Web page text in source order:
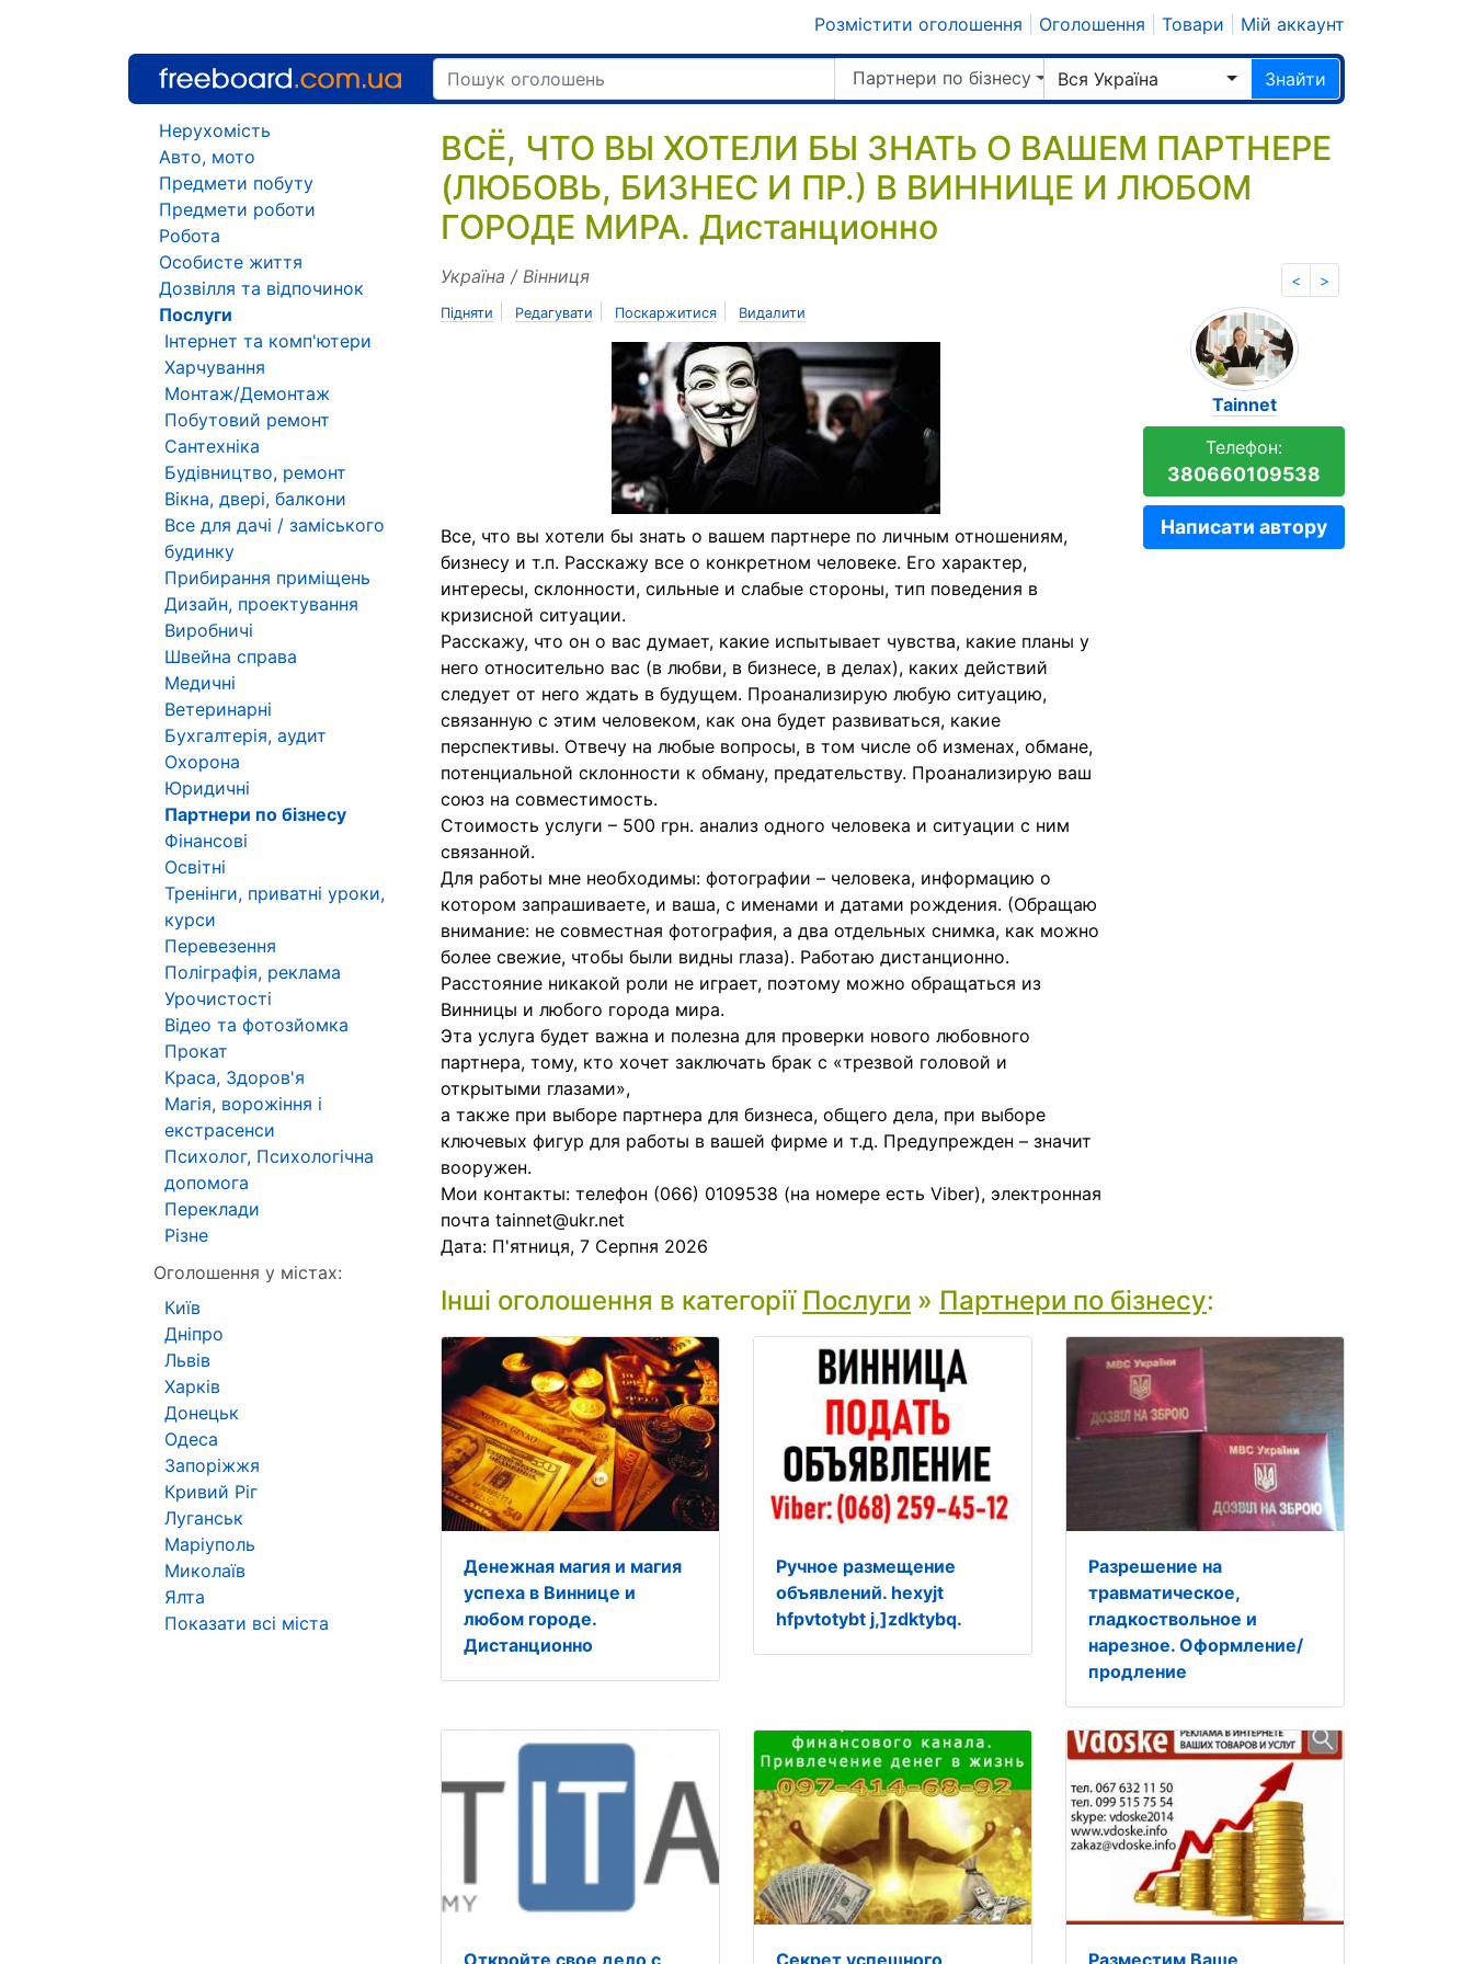
Розмістити оголошення Оголошення Товари Мій аккаунт
Партнери по бізнесу Вся Україна Знайти
ВСЁ, ЧТО ВЫ ХОТЕЛИ БЫ ЗНАТЬ О ВАШЕМ ПАРТНЕРЕ
(ЛЮБОВЬ, БИЗНЕС И ПР.) В ВИННИЦЕ И ЛЮБОМ
ГОРОДЕ МИРА. Дистанционно
< >
Україна / Вінниця
Підняти Редагувати Поскаржитися Видалити
Все, что вы хотели бы знать о вашем партнере по личным отношениям,
бизнесу и т.п. Расскажу все о конкретном человеке. Его характер,
интересы, склонности, сильные и слабые стороны, тип поведения в
кризисной ситуации.
Расскажу, что он о вас думает, какие испытывает чувства, какие планы у
него относительно вас (в любви, в бизнесе, в делах), каких действий
следует от него ждать в будущем. Проанализирую любую ситуацию,
связанную с этим человеком, как она будет развиваться, какие
перспективы. Отвечу на любые вопросы, в том числе об изменах, обмане,
потенциальной склонности к обману, предательству. Проанализирую ваш
союз на совместимость.
Стоимость услуги – 500 грн. анализ одного человека и ситуации с ним
связанной.
Для работы мне необходимы: фотографии – человека, информацию о
котором запрашиваете, и ваша, с именами и датами рождения. (Обращаю
внимание: не совместная фотография, а два отдельных снимка, как можно
более свежие, чтобы были видны глаза). Работаю дистанционно.
Расстояние никакой роли не играет, поэтому можно обращаться из
Винницы и любого города мира.
Эта услуга будет важна и полезна для проверки нового любовного
партнера, тому, кто хочет заключать брак с «трезвой головой и
открытыми глазами»,
а также при выборе партнера для бизнеса, общего дела, при выборе
ключевых фигур для работы в вашей фирме и т.д. Предупрежден – значит
вооружен.
Мои контакты: телефон (066) 0109538 (на номере есть Viber), электронная
почта tainnet@ukr.net
Дата: П'ятниця, 7 Серпня 2026
Tainnet
Телефон:
380660109538
Написати автору
Інші оголошення в категорії Послуги » Партнери по бізнесу:
Денежная магия и магия
успеха в Виннице и
любом городе.
Дистанционно
Ручное размещение
объявлений. hexyjt
hfpvtotybt j,]zdktybq.
Разрешение на
травматическое,
гладкоствольное и
нарезное. Оформление/
продление
Откройте свое дело с Секрет успешного Разместим Ваше
Нерухомість
Авто, мото
Предмети побуту
Предмети роботи
Робота
Особисте життя
Дозвілля та відпочинок
Послуги
Інтернет та комп'ютери
Харчування
Монтаж/Демонтаж
Побутовий ремонт
Сантехніка
Будівництво, ремонт
Вікна, двері, балкони
Все для дачі / заміського
будинку
Прибирання приміщень
Дизайн, проектування
Виробничі
Швейна справа
Медичні
Ветеринарні
Бухгалтерія, аудит
Охорона
Юридичні
Партнери по бізнесу
Фінансові
Освітні
Тренінги, приватні уроки,
курси
Перевезення
Поліграфія, реклама
Урочистості
Відео та фотозйомка
Прокат
Краса, Здоров'я
Магія, ворожіння і
екстрасенси
Психолог, Психологічна
допомога
Переклади
Різне
Оголошення у містах:
Київ
Дніпро
Львів
Харків
Донецьк
Одеса
Запоріжжя
Кривий Ріг
Луганськ
Маріуполь
Миколаїв
Ялта
Показати всі міста